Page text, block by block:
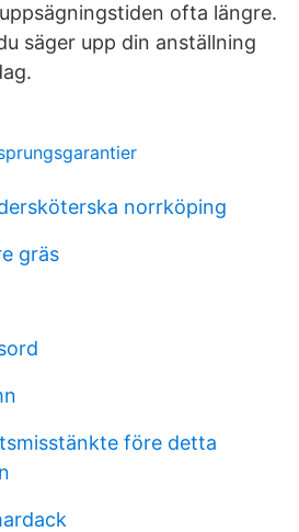
ofta längre.
säger upp din anställning
norrköping
gräs
före detta